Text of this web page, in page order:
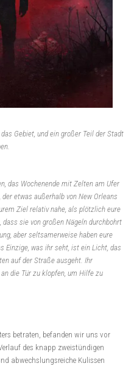
Gebiet, und ein großer Teil der Stadt
das Wochenende mit Zelten am Ufer
etwas außerhalb von New Orleans
Ziel relativ nahe, als plötzlich eure
sie von großen Nägeln durchbohrt
aber seltsamerweise haben eure
Einzige, was ihr seht, ist ein Licht, das
auf der Straße ausgeht. Ihr
die Tür zu klopfen, um Hilfe zu
betraten, befanden wir uns vor
des knapp zweistündigen
abwechslungsreiche Kulissen